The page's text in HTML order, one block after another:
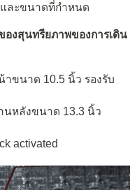
และขนาดที่กำหนด
งสุนทรียภาพของการเดิน
าขนาด 10.5 นิ้ว รองรับ
นหลังขนาด 13.3 นิ้ว
activated